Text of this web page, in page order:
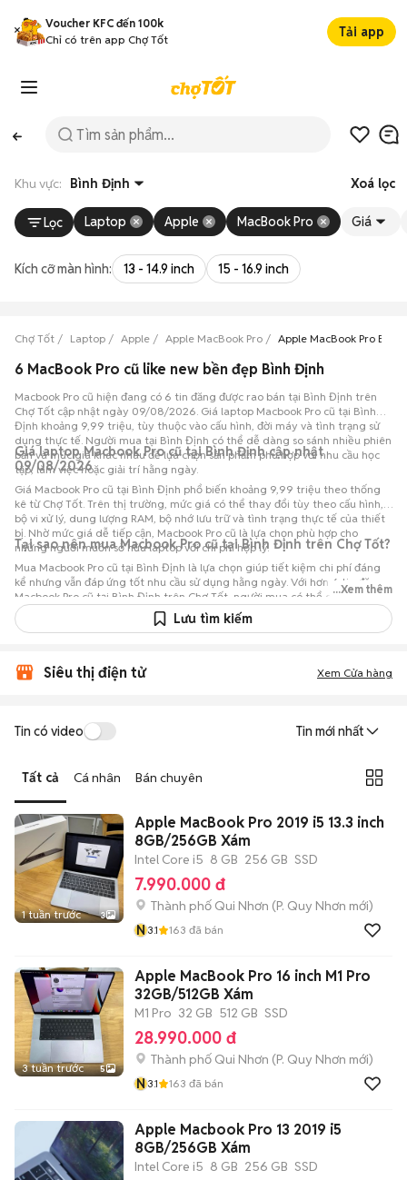
Voucher KFC đến 100k
Chỉ có trên app Chợ Tốt
Tải app
Khu vực: Bình Định Xoá lọc
Lọc Laptop Apple MacBook Pro Giá
Kích cỡ màn hình: 13 - 14.9 inch 15 - 16.9 inch
Chợ Tốt Laptop Apple Apple MacBook Pro Apple MacBook Pro Bình
6 MacBook Pro cũ like new bền đẹp Bình Định
Macbook Pro cũ hiện đang có 6 tin đăng được rao bán tại Bình Định trên
Chợ Tốt cập nhật ngày 09/08/2026. Giá laptop Macbook Pro cũ tại Bình
Định khoảng 9,99 triệu, tùy thuộc vào cấu hình, đời máy và tình trạng sử
dụng thực tế. Người mua tại Bình Định có thể dễ dàng so sánh nhiều phiên
bản và mức giá khác nhau để lựa chọn sản phẩm phù hợp với nhu cầu học
tập, làm việc hoặc giải trí hằng ngày.
Giá laptop Macbook Pro cũ tại Bình Định cập nhật
09/08/2026
Giá Macbook Pro cũ tại Bình Định phổ biến khoảng 9,99 triệu theo thống
kê từ Chợ Tốt. Trên thị trường, mức giá có thể thay đổi tùy theo cấu hình,
bộ vi xử lý, dung lượng RAM, bộ nhớ lưu trữ và tình trạng thực tế của thiết
bị. Nhờ mức giá dễ tiếp cận, Macbook Pro cũ là lựa chọn phù hợp cho
những người muốn sở hữu laptop với chi phí hợp lý.
Tại sao nên mua Macbook Pro cũ tại Bình Định trên Chợ Tốt?
Mua Macbook Pro cũ tại Bình Định là lựa chọn giúp tiết kiệm chi phí đáng
kể nhưng vẫn đáp ứng tốt nhu cầu sử dụng hằng ngày. Với hơn 6 tin đăng
Macbook Pro cũ tại Bình Định trên Chợ Tốt, người mua có thể dễ dàng
tham khảo nhiều mức giá và tình trạng máy khác nhau để lựa chọn sản
phẩm phù hợp với nhu cầu và ngân sách.
...Xem thêm
Lưu tìm kiếm
Siêu thị điện tử Xem Cửa hàng
Tin có video Tin mới nhất
Tất cả Cá nhân Bán chuyên
1 tuần trước 3
Apple MacBook Pro 2019 i5 13.3 inch
8GB/256GB Xám
Intel Core i5 8 GB 256 GB SSD
7.990.000 đ
Thành phố Qui Nhơn (P. Quy Nhơn mới)
N3.1 163 đã bán
3 tuần trước 5
Apple MacBook Pro 16 inch M1 Pro
32GB/512GB Xám
M1 Pro 32 GB 512 GB SSD
28.990.000 đ
Thành phố Qui Nhơn (P. Quy Nhơn mới)
N3.1 163 đã bán
Apple Macbook Pro 13 2019 i5
8GB/256GB Xám
Intel Core i5 8 GB 256 GB SSD